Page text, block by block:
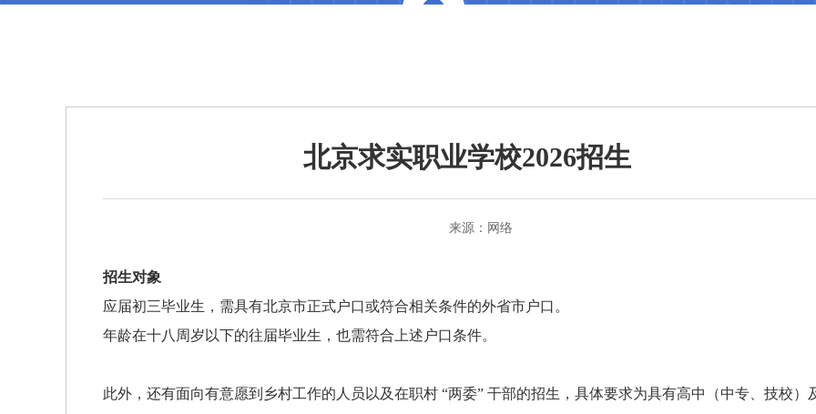
北京求实职业学校2026招生
来源：网络
招生对象
应届初三毕业生，需具有北京市正式户口或符合相关条件的外省市户口。
年龄在十八周岁以下的往届毕业生，也需符合上述户口条件。
此外，还有面向有意愿到乡村工作的人员以及在职村 “两委” 干部的招生，具体要求为具有高中（中专、技校）